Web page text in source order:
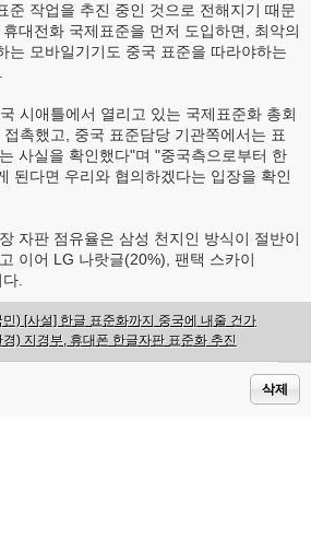
준 작업을 추진 중인 것으로 전해지기 때문
대전화 국제표준을 먼저 도입하면, 최악의
는 모바일기기도 중국 표준을 따라야하는
시애틀에서 열리고 있는 국제표준화 총회
촉했고, 중국 표준담당 기관쪽에서는 표
사실을 확인했다"며 "중국측으로부터 한
된다면 우리와 협의하겠다는 입장을 확인
자판 점유율은 삼성 천지인 방식이 절반이
이어 LG 나랏글(20%), 팬택 스카이
.
) [사설] 한글 표준화까지 중국에 내줄 건가
) 지경부, 휴대폰 한글자판 표준화 추진
삭제